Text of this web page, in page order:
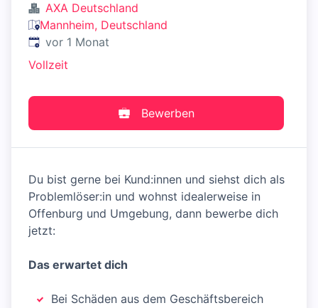
AXA Deutschland
Mannheim, Deutschland
Veröffentlicht:
vor 1 Monat
Vollzeit
Bewerben
Du bist gerne bei Kund:innen und siehst dich als
Problemlöser:in und wohnst idealerweise in
Offenburg und Umgebung, dann bewerbe dich
jetzt:
Das erwartet dich
Bei Schäden aus dem Geschäftsbereich